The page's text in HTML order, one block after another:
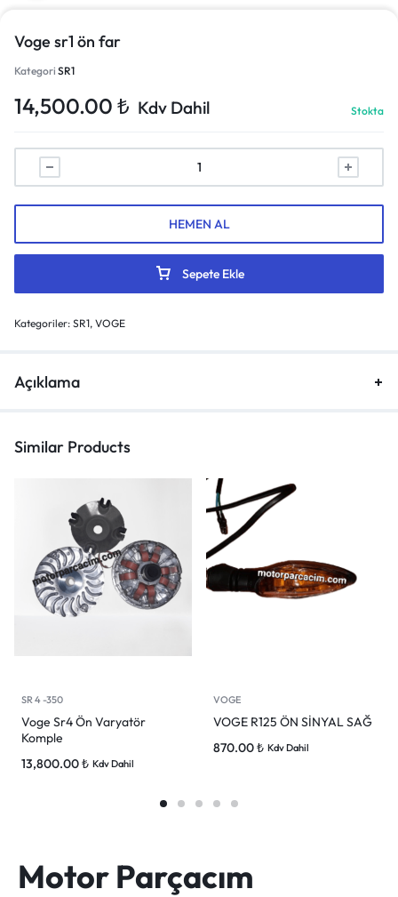
Voge sr1 ön far
Kategori SR1
14,500.00 ₺ Kdv Dahil Stokta
Sepete Ekle
HEMEN AL
Kategoriler: SR1, VOGE
Açıklama
Similar Products
SR 4 -350
Voge Sr4 Ön Varyatör
Komple
13,800.00₺ Kdv Dahil
VOGE
VOGE R125 ÖN SİNYAL SAĞ
870.00₺ Kdv Dahil
Motor Parçacım